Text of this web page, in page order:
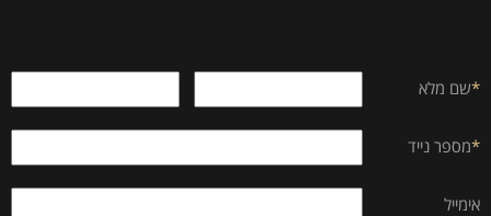
*שם מלא
*מספר נייד
אימייל